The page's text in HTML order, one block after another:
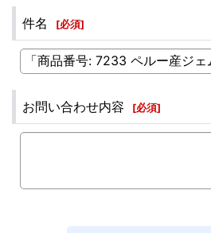
件名 [必須]
お問い合わせ内容 [必須]